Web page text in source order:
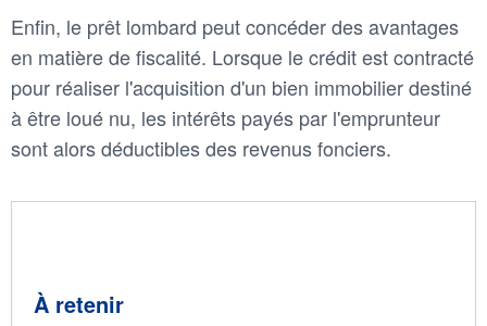
Enfin, le prêt lombard peut concéder des avantages
en matière de fiscalité. Lorsque le crédit est contracté
pour réaliser l'acquisition d'un bien immobilier destiné
à être loué nu, les intérêts payés par l'emprunteur
sont alors déductibles des revenus fonciers.
À retenir